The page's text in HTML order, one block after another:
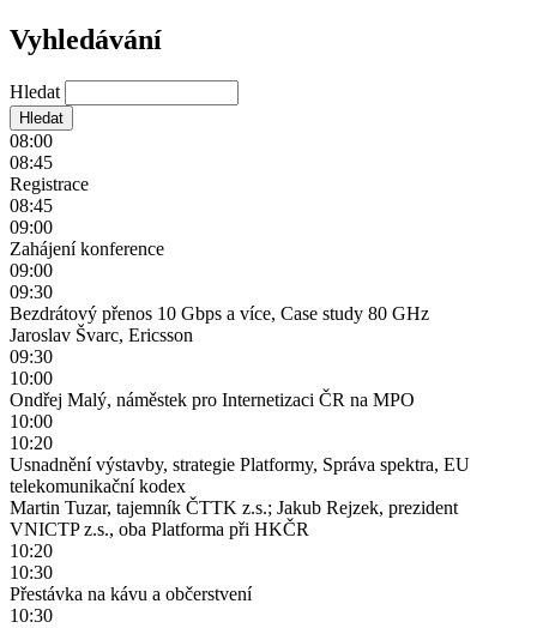
Vyhledávání
Hledat
08:00
08:45
Registrace
08:45
09:00
Zahájení konference
09:00
09:30
Bezdrátový přenos 10 Gbps a více, Case study 80 GHz
Jaroslav Švarc, Ericsson
09:30
10:00
Ondřej Malý, náměstek pro Internetizaci ČR na MPO
10:00
10:20
Usnadnění výstavby, strategie Platformy, Správa spektra, EU
telekomunikační kodex
Martin Tuzar, tajemník ČTTK z.s.; Jakub Rejzek, prezident
VNICTP z.s., oba Platforma při HKČR
10:20
10:30
Přestávka na kávu a občerstvení
10:30